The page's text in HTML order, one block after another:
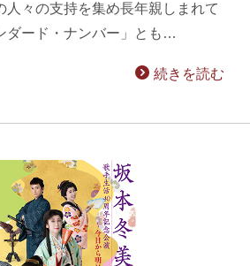
人々の支持を集め長年親しまれて
ダード・ナンバー」とも…
続きを読む